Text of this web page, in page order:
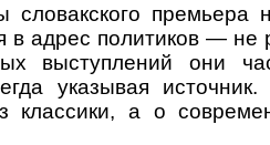
премьера
в адрес политиков — не
выступлений они
указывая
а о